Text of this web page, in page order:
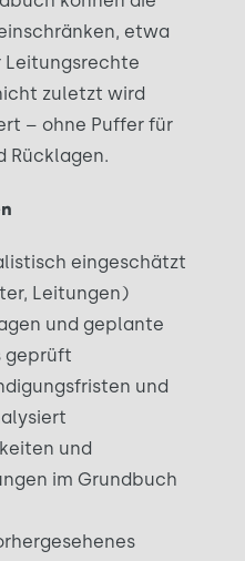
etwa
Leitungsrechte
zuletzt wird
– ohne Puffer für
Rücklagen.
eingeschätzt
Leitungen)
und geplante
geprüft
und
und
im Grundbuch